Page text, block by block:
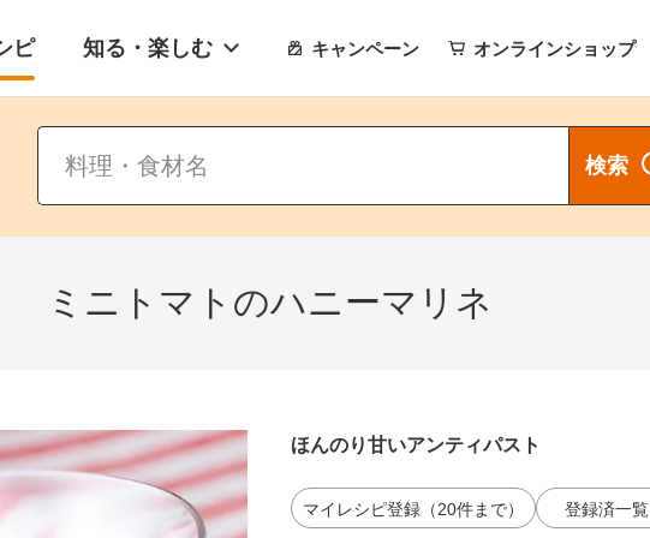
ピ 知る・楽しむ キャンペーン オンラインショップ
検索
ミニトマトのハニーマリネ
ほんのり甘いアンティパスト
マイレシピ登録（20件まで） 登録済一覧